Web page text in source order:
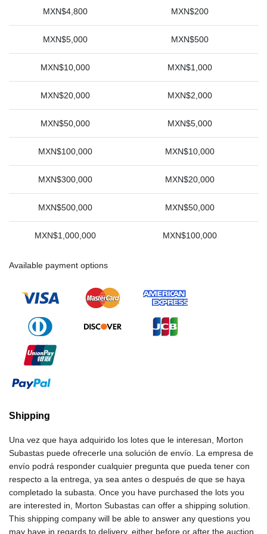
MXN$4,800 MXN$200
MXN$5,000 MXN$500
MXN$10,000 MXN$1,000
MXN$20,000 MXN$2,000
MXN$50,000 MXN$5,000
MXN$100,000 MXN$10,000
MXN$300,000 MXN$20,000
MXN$500,000 MXN$50,000
MXN$1,000,000 MXN$100,000
Available payment options
Shipping
Una vez que haya adquirido los lotes que le interesan, Morton
Subastas puede ofrecerle una solución de envío. La empresa de
envío podrá responder cualquier pregunta que pueda tener con
respecto a la entrega, ya sea antes o después de que se haya
completado la subasta. Once you have purchased the lots you
are interested in, Morton Subastas can offer a shipping solution.
This shipping company will be able to answer any questions you
may have in regards to delivery, either before or after the auction